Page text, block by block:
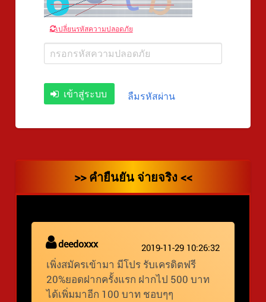
เปลี่ยนรหัสความปลอดภัย
เข้าสู่ระบบ ลืมรหัสผ่าน
>> คำยืนยัน จ่ายจริง <<
deedoxxx 2019-11-29 10:26:32
เพิ่งสมัครเข้ามา มีโปร รับเครดิตฟรี
20%ยอดฝากครั้งแรก ฝากไป 500 บาท
ได้เพิ่มมาอีก 100 บาท ชอบๆๆ